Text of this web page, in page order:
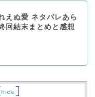
えぬ愛 ネタバレあら
回結末まとめと感想
hide ]